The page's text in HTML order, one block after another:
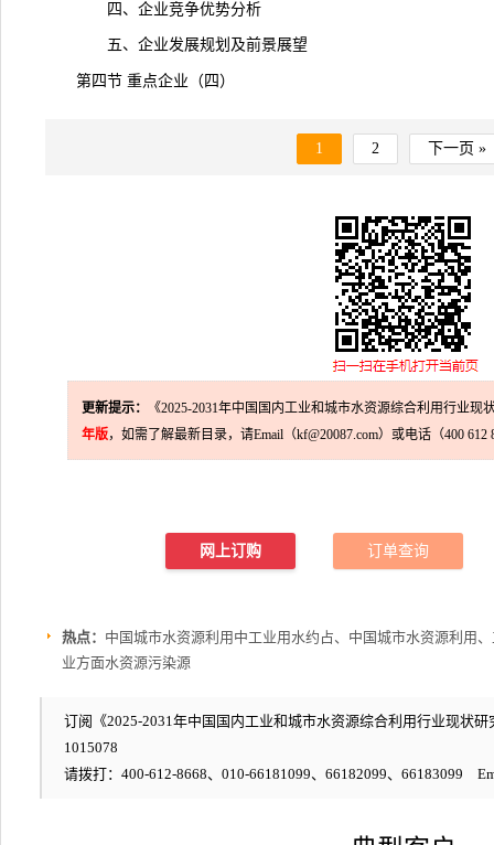
四、企业竞争优势分析
五、企业发展规划及前景展望
第四节 重点企业（四）
1 2 下一页 »
更新提示：
《2025-2031年中国国内工业和城市水资源综合利用行业
年版，如需了解最新目录，请Email（kf@20087.com）或电话（400 612
网上订购 订单查询
热点： 中国城市水资源利用中工业用水约占、中国城市水资源利用
业方面水资源污染源
订阅《2025-2031年中国国内工业和城市水资源综合利用行业现状
1015078
请拨打：400-612-8668、010-66181099、66182099、66183099